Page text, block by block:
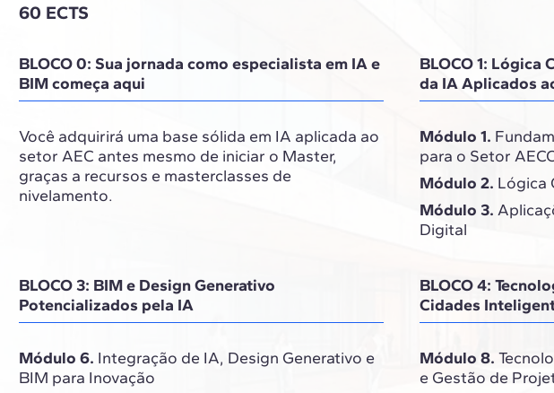
60 ECTS
BLOCO 0: Sua jornada como especialista em IA e
BIM começa aqui
Você adquirirá uma base sólida em IA aplicada ao
setor AEC antes mesmo de iniciar o Master,
graças a recursos e masterclasses de
nivelamento.
BLOCO 1: Lógica
da IA Aplicados
Módulo 1.
para o Setor
Módulo 2. Lógica
Módulo 3.
Digital
BLOCO 3: BIM e Design Generativo
Potencializados pela IA
Módulo 6. Integração de IA, Design Generativo e
BIM para Inovação
BLOCO 4:
Cidades
Módulo 8.
e Gestão de